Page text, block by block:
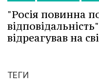
"Росія повинна
відреагував на
ТЕГИ